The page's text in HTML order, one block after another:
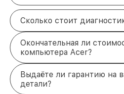
Сколько стоит
Окончательная ли
компьютера Acer?
Выдаёте ли гарантию на
детали?